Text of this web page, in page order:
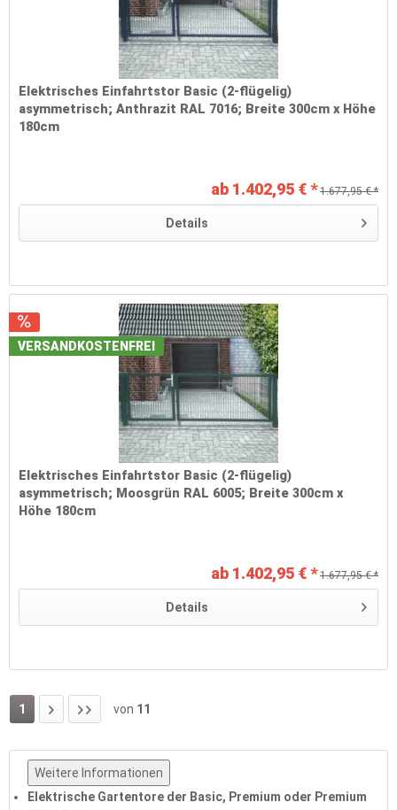
Elektrisches Einfahrtstor Basic (2-flügelig)
asymmetrisch; Anthrazit RAL 7016; Breite 300cm x Höhe
180cm
ab 1.402,95 € * 1.677,95 € *
Details
VERSANDKOSTENFREI
Elektrisches Einfahrtstor Basic (2-flügelig)
asymmetrisch; Moosgrün RAL 6005; Breite 300cm x
Höhe 180cm
ab 1.402,95 € * 1.677,95 € *
Details
1 von 11
Weitere Informationen
Elektrische Gartentore der Basic, Premium oder Premium